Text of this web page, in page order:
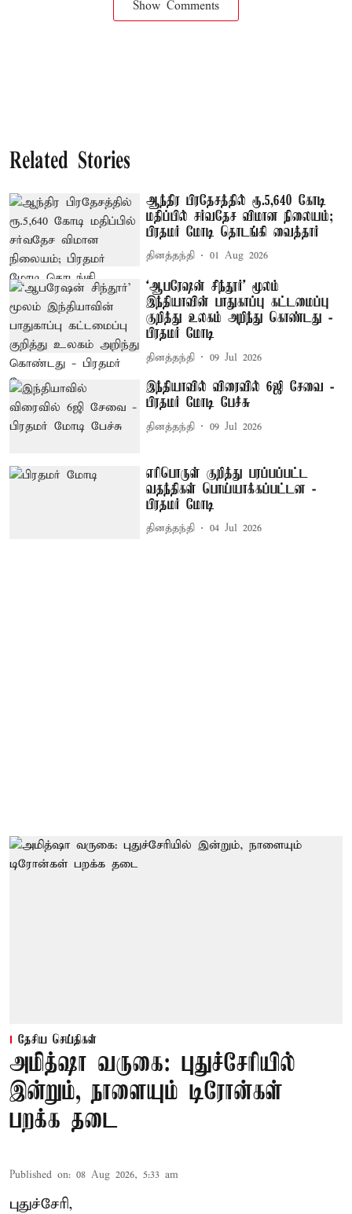
Show Comments
Related Stories
ஆந்திர பிரதேசத்தில் ரூ.5,640 கோடி
மதிப்பில் சர்வதேச விமான நிலையம்;
பிரதமர் மோடி தொடங்கி வைத்தார்
தினத்தந்தி 01 Aug 2026
‘ஆபரேஷன் சிந்தூர்’ மூலம்
இந்தியாவின் பாதுகாப்பு கட்டமைப்பு
குறித்து உலகம் அறிந்து கொண்டது -
பிரதமர் மோடி
தினத்தந்தி 09 Jul 2026
இந்தியாவில் விரைவில் 6ஜி சேவை -
பிரதமர் மோடி பேச்சு
தினத்தந்தி 09 Jul 2026
எரிபொருள் குறித்து பரப்பப்பட்ட
வதந்திகள் பொய்யாக்கப்பட்டன -
பிரதமர் மோடி
தினத்தந்தி 04 Jul 2026
தேசிய செய்திகள்
அமித்ஷா வருகை: புதுச்சேரியில்
இன்றும், நாளையும் டிரோன்கள்
பறக்க தடை
Published on: 08 Aug 2026, 5:33 am
புதுச்சேரி,